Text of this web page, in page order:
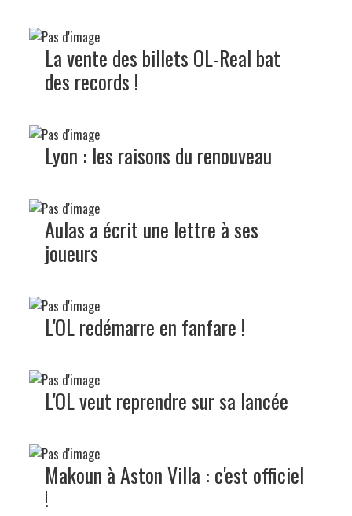
La vente des billets OL-Real bat
des records !
Lyon : les raisons du renouveau
Aulas a écrit une lettre à ses
joueurs
L'OL redémarre en fanfare !
L'OL veut reprendre sur sa lancée
Makoun à Aston Villa : c'est officiel
!